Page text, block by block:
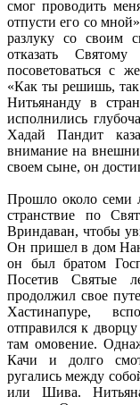
смог проводить
отпусти его со
разлуку со своим
отказать
посоветоваться с
«Как ты решишь,
Нитьянанду в
исполнились
Хадай Пандит
внимание на
своем сыне, он
Прошло около семи
странствие по
Вриндаван, чтобы
Он пришел в дом
он был братом
Посетив Святые
продолжил свое
Хастинапуре,
отправился к
там омовение.
Качи и долго
ругались между
или Шива.